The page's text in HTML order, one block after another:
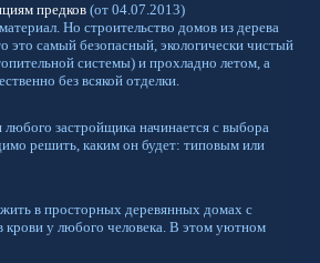
предков (от 04.07.2013)
Но строительство домов из дерева
это самый безопасный, экологически чистый
системы) и прохладно летом, а
без всякой отделки.
застройщика начинается с выбора
решить, каким он будет: типовым или
в просторных деревянных домах с
крови у любого человека. В этом уютном